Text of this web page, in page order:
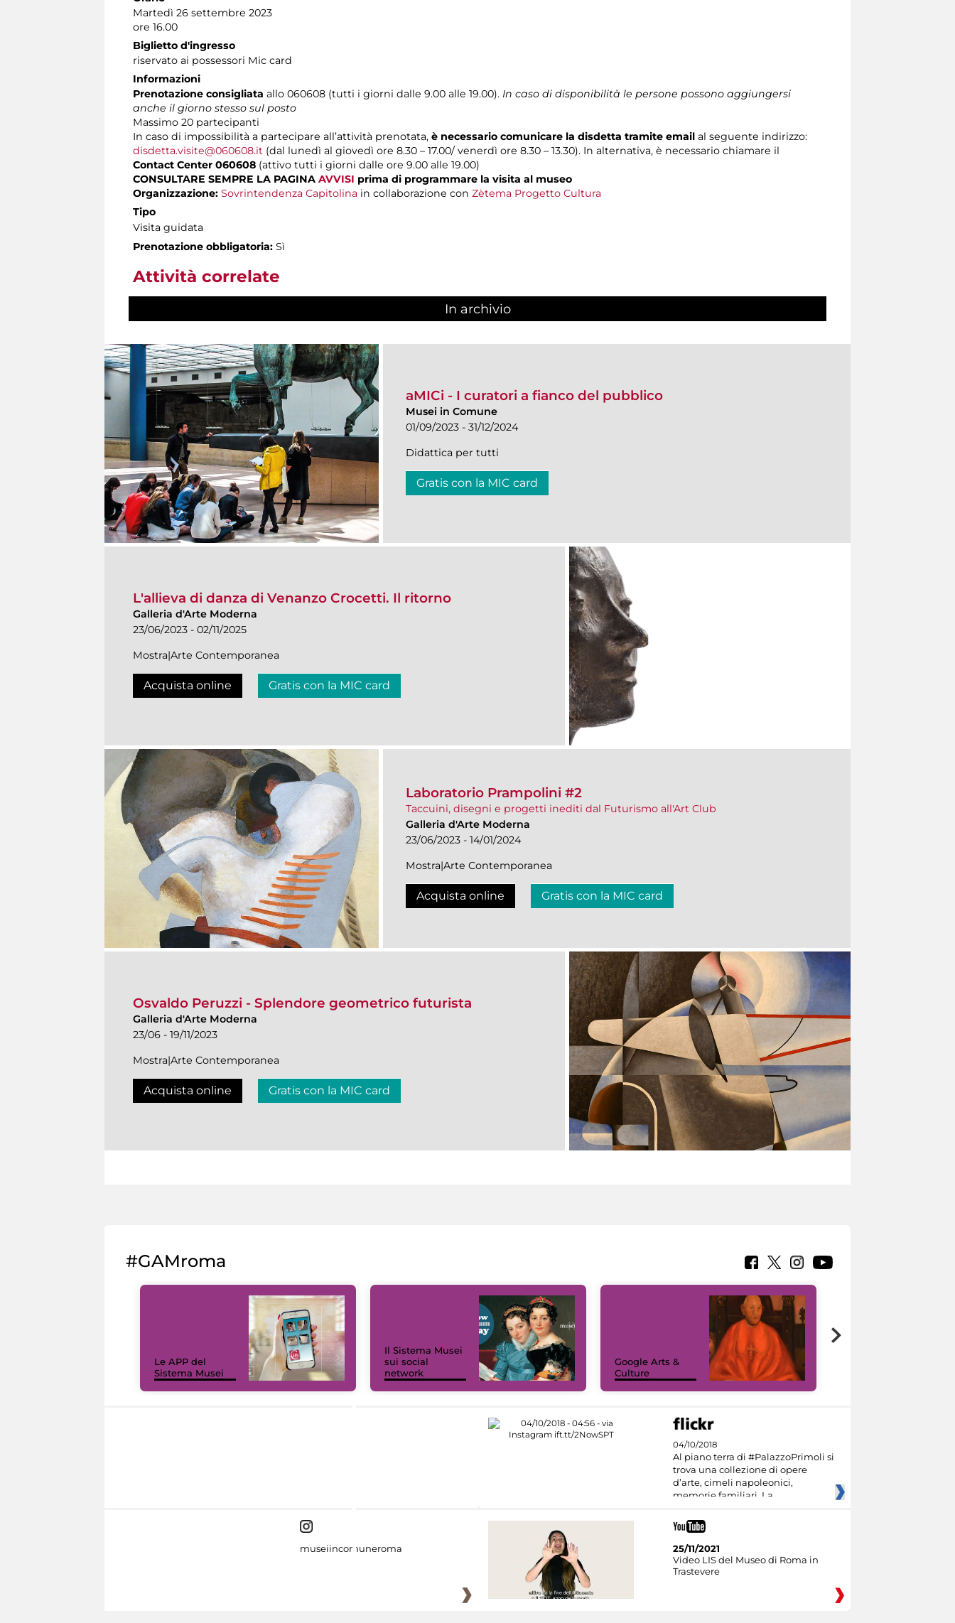
Martedì 26 settembre 2023
ore 16.00
Biglietto d'ingresso
riservato ai possessori Mic card
Informazioni
Prenotazione consigliata allo 060608 (tutti i giorni dalle 9.00 alle 19.00). In caso di disponibilità le persone possono aggiungersi
anche il giorno stesso sul posto
Massimo 20 partecipanti
In caso di impossibilità a partecipare all’attività prenotata, è necessario comunicare la disdetta tramite email al seguente indirizzo:
disdetta.visite@060608.it (dal lunedì al giovedì ore 8.30 – 17.00/ venerdì ore 8.30 – 13.30). In alternativa, è necessario chiamare il
Contact Center 060608 (attivo tutti i giorni dalle ore 9.00 alle 19.00)
CONSULTARE SEMPRE LA PAGINA AVVISI prima di programmare la visita al museo
Organizzazione: Sovrintendenza Capitolina in collaborazione con Zètema Progetto Cultura
Tipo
Visita guidata
Prenotazione obbligatoria: Sì
Attività correlate
In archivio
aMICi - I curatori a fianco del pubblico
Musei in Comune
01/09/2023 - 31/12/2024
Didattica per tutti
Gratis con la MIC card
L'allieva di danza di Venanzo Crocetti. Il ritorno
Galleria d'Arte Moderna
23/06/2023 - 02/11/2025
Mostra|Arte Contemporanea
Acquista online Gratis con la MIC card
Laboratorio Prampolini #2
Taccuini, disegni e progetti inediti dal Futurismo all'Art Club
Galleria d'Arte Moderna
23/06/2023 - 14/01/2024
Mostra|Arte Contemporanea
Acquista online Gratis con la MIC card
Osvaldo Peruzzi - Splendore geometrico futurista
Galleria d'Arte Moderna
23/06 - 19/11/2023
Mostra|Arte Contemporanea
Acquista online Gratis con la MIC card
#GAMroma
Le APP del
Sistema Musei
Il Sistema Musei
sui social
network
Google Arts &
Culture
04/10/2018
Al piano terra di #PalazzoPrimoli si
trova una collezione di opere
d’arte, cimeli napoleonici,
memorie familiari. La
museiincomuneroma
25/11/2021
Video LIS del Museo di Roma in
Trastevere